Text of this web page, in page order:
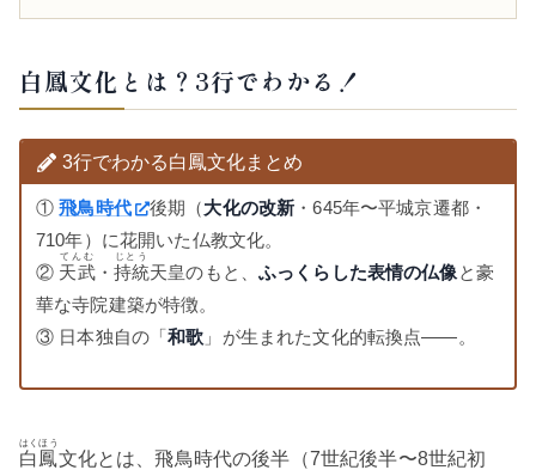
白鳳文化とは？3行でわかる！
3行でわかる白鳳文化まとめ
①飛鳥時代 後期（大化の改新 ・645年〜平城京遷都・
710年）に花開いた仏教文化。
② 天武
てんむ
・ 持統
じとう
天皇のもと、 ふっくらした表情の仏像 と豪
華な寺院建築が特徴。
③ 日本独自の「和歌 」が生まれた文化的転換点——。
白鳳
はくほう
文化とは、飛鳥時代の後半（7世紀後半〜8世紀初